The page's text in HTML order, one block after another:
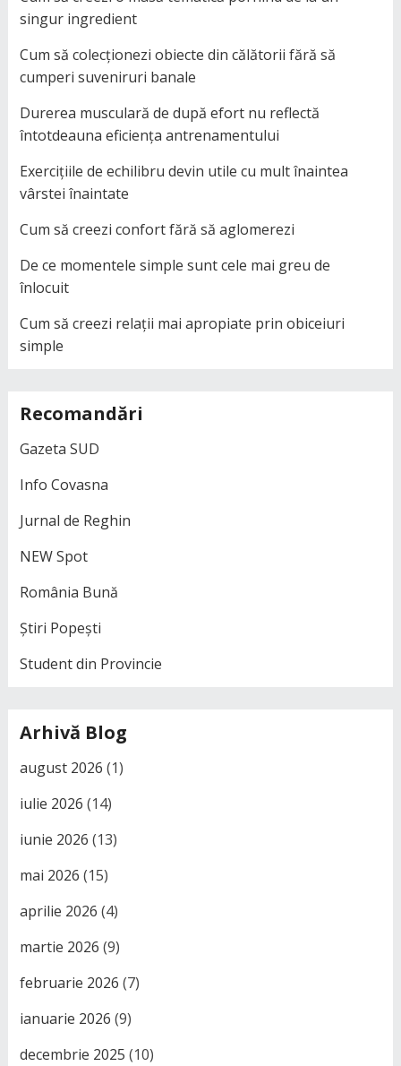
singur ingredient
Cum să colecționezi obiecte din călătorii fără să
cumperi suveniruri banale
Durerea musculară de după efort nu reflectă
întotdeauna eficiența antrenamentului
Exercițiile de echilibru devin utile cu mult înaintea
vârstei înaintate
Cum să creezi confort fără să aglomerezi
De ce momentele simple sunt cele mai greu de
înlocuit
Cum să creezi relații mai apropiate prin obiceiuri
simple
Recomandări
Gazeta SUD
Info Covasna
Jurnal de Reghin
NEW Spot
România Bună
Știri Popești
Student din Provincie
Arhivă Blog
august 2026 (1)
iulie 2026 (14)
iunie 2026 (13)
mai 2026 (15)
aprilie 2026 (4)
martie 2026 (9)
februarie 2026 (7)
ianuarie 2026 (9)
decembrie 2025 (10)